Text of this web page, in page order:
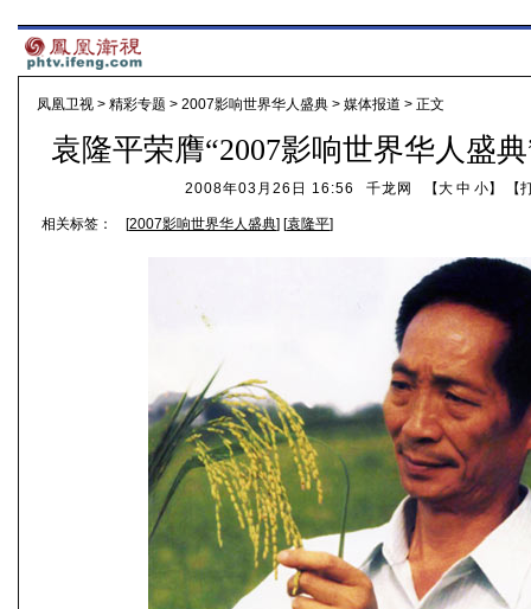
凤凰卫视 > 精彩专题 > 2007影响世界华人盛典 > 媒体报道 > 正文
袁隆平荣膺“2007影响世界华人盛
2008年03月26日 16:56 千龙网 【大 中 小】 【
相关标签： [2007影响世界华人盛典] [袁隆平]